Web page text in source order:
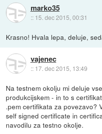
marko35
:: 15. dec 2015, 00:31
Krasno! Hvala lepa, deluje,
vajenec
:: 17. dec 2015, 13:49
Na testnem okolju mi deluje
produkcijskem - in to s
.pem certifikata za povezavo?
self signed certificate in
navodilu za testno okolje.